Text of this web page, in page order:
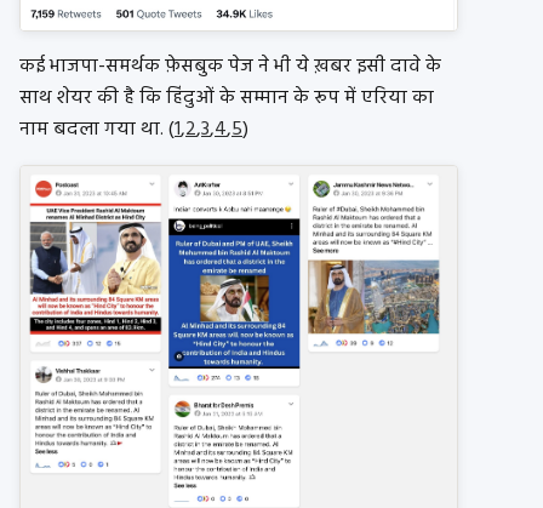
कई भाजपा-समर्थक फ़ेसबुक पेज ने भी ये ख़बर इसी दावे के
साथ शेयर की है कि हिंदुओं के सम्मान के रूप में एरिया का
नाम बदला गया था. (1,2,3,4,5)